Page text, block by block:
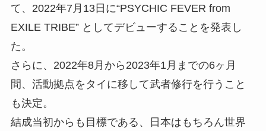
て、2022年7月13日に“PSYCHIC FEVER from
EXILE TRIBE” としてデビューすることを発表し
た。
さらに、2022年8月から2023年1月までの6ヶ月
間、活動拠点をタイに移して武者修行を行うこと
も決定。
結成当初からも目標である、日本はもちろん世界